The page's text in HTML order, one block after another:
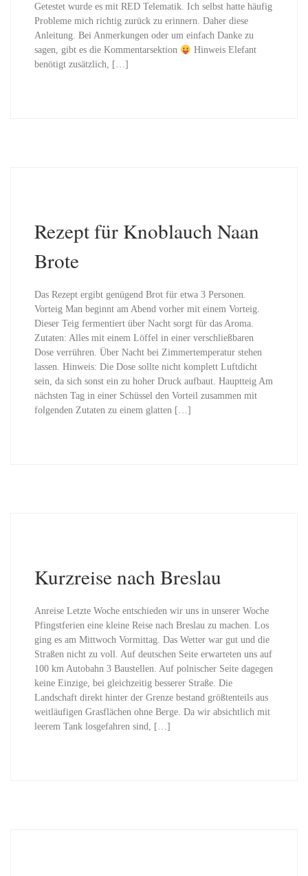
Getestet wurde es mit RED Telematik. Ich selbst hatte häufig
Probleme mich richtig zurück zu erinnern. Daher diese
Anleitung. Bei Anmerkungen oder um einfach Danke zu
sagen, gibt es die Kommentarsektion
Hinweis Elefant
benötigt zusätzlich, […]
Rezept für Knoblauch Naan
Brote
Das Rezept ergibt genügend Brot für etwa 3 Personen.
Vorteig Man beginnt am Abend vorher mit einem Vorteig.
Dieser Teig fermentiert über Nacht sorgt für das Aroma.
Zutaten: Alles mit einem Löffel in einer verschließbaren
Dose verrühren. Über Nacht bei Zimmertemperatur stehen
lassen. Hinweis: Die Dose sollte nicht komplett Luftdicht
sein, da sich sonst ein zu hoher Druck aufbaut. Hauptteig Am
nächsten Tag in einer Schüssel den Vorteil zusammen mit
folgenden Zutaten zu einem glatten […]
Kurzreise nach Breslau
Anreise Letzte Woche entschieden wir uns in unserer Woche
Pfingstferien eine kleine Reise nach Breslau zu machen. Los
ging es am Mittwoch Vormittag. Das Wetter war gut und die
Straßen nicht zu voll. Auf deutschen Seite erwarteten uns auf
100 km Autobahn 3 Baustellen. Auf polnischer Seite dagegen
keine Einzige, bei gleichzeitig besserer Straße. Die
Landschaft direkt hinter der Grenze bestand größtenteils aus
weitläufigen Grasflächen ohne Berge. Da wir absichtlich mit
leerem Tank losgefahren sind, […]